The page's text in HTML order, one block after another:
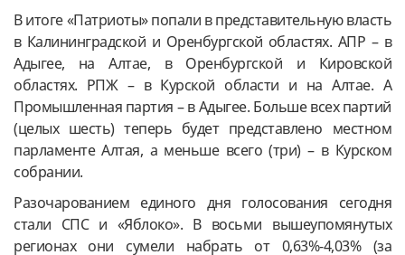
В итоге «Патриоты» попали в представительную власть
в Калининградской и Оренбургской областях. АПР – в
Адыгее, на Алтае, в Оренбургской и Кировской
областях. РПЖ – в Курской области и на Алтае. А
Промышленная партия – в Адыгее. Больше всех партий
(целых шесть) теперь будет представлено местном
парламенте Алтая, а меньше всего (три) – в Курском
собрании.
Разочарованием единого дня голосования сегодня
стали СПС и «Яблоко». В восьми вышеупомянутых
регионах они сумели набрать от 0,63%-4,03% (за